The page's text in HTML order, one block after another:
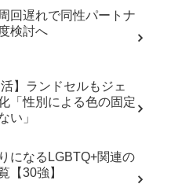
回遅れで同性パートナ
検討へ
活】ランドセルもジェ
「性別による色の固定
い」
になるLGBTQ+関連の
【30強】